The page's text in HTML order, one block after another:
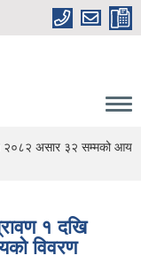
असार ३२ सम्मको आय
१ दखि
विवरण